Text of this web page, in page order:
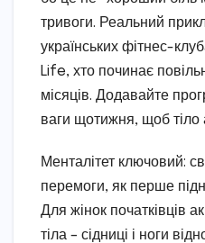
тривоги. Реальний
українських фітнес-
Life, хто починає
місяців. Додавайте
ваги щотижня, щоб тіло
Менталітет ключовий:
перемоги, як перше
Для жінок початківців
тіла – сідниці і ноги